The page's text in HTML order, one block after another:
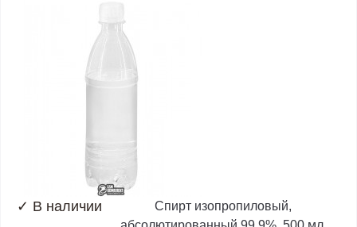
✓ В наличии
Спирт изопропиловый,